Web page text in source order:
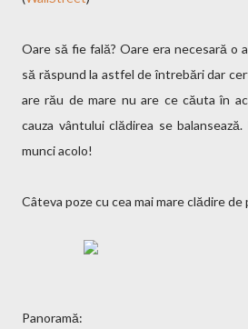
Oare să fie fală? Oare era necesară o
să răspund la astfel de întrebări dar
are rău de mare nu are ce căuta în
cauza vântului clădirea se
munci acolo!
Câteva poze cu cea mai mare clădire de
Panoramă: